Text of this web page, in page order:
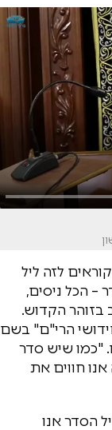
לזה ליל
– הכל ניסים,
בזוהר הקדוש.
הרי"ם" בשם
"כמו שיש סדר
חווים את
הסדר אנו